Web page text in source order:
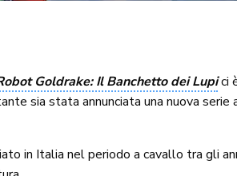
Goldrake: Il Banchetto dei Lupici
sia stata annunciata una nuova
in Italia nel periodo a cavallo tra gli